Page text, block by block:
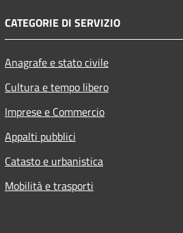
CATEGORIE DI SERVIZIO
Anagrafe e stato civile
Cultura e tempo libero
Imprese e Commercio
Appalti pubblici
Catasto e urbanistica
Mobilità e trasporti